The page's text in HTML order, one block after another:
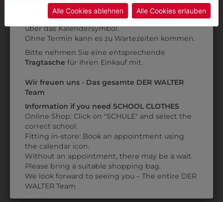
PANTOFFEL SAN
DUTY
€ 105,90
PANTOFFEL SAN
DUTY
€ 105,90
ZULETZT ANGESEHEN
3EVASOFT309
PANTOFFEL
EVA
SOFT
Kategorie und die richtige Schule auswählen.
AnprobeVorort im Geschäft: Termin buchen
über das Kalendersymbol.
Ohne Termin kann es zu Wartezeiten kommen.
Bitte nehmen Sie eine entsprechende
Tragtasche für Ihren Einkauf mit.
Wir freuen uns - Das gesamte DER WALTER
Team
Information if you need SCHOOL CLOTHES
Online Shop: Click on "SCHULE" and select the
correct school.
Fitting in-store: Book an appointment using
the calendar icon.
Without an appointment, there may be a wait.
Please bring a suitable shopping bag.
We look forward to seeing you – The entire DER
WALTER Team
Daten ohne Klagemöglichkeit für Europäer überwachen.
Datenschutzerklärungbzw. im
Alle Cookies ablehnen Alle Cookies erlauben